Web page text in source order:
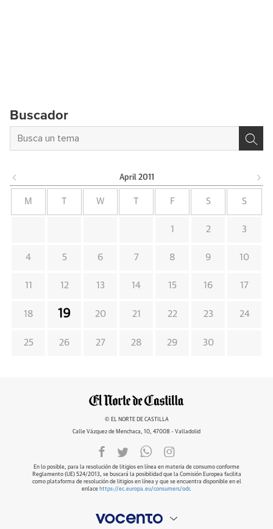
Buscador
April 2011
M W F S S
1 2 3
4 5 6 7 8 9 10
11 12 13 14 15 16 17
18 19 20 21 22 23 24
25 26 27 28 29 30
© EL NORTE DE CASTILLA
Calle Vázquez de Menchaca, 10, 47008 - Valladolid
En lo posible, para la resolución de litigios en línea en materia de consumo conforme
Reglamento (UE) 524/2013, se buscará la posibilidad que la Comisión Europea facilita
como plataforma de resolución de litigios en línea y que se encuentra disponible en el
enlace https://ec.europa.eu/consumers/odr.